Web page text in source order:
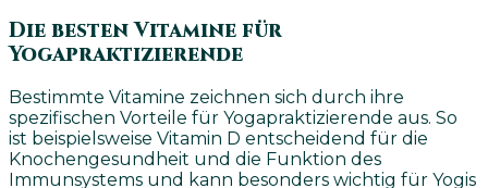
Die besten Vitamine für
Yogapraktizierende
Bestimmte Vitamine zeichnen sich durch ihre
spezifischen Vorteile für Yogapraktizierende aus. So
ist beispielsweise Vitamin D entscheidend für die
Knochengesundheit und die Funktion des
Immunsystems und kann besonders wichtig für Yogis